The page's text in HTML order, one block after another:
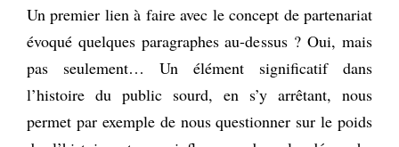
Un premier lien à faire avec le concept de partenariat
évoqué quelques paragraphes au-dessus ? Oui, mais
pas seulement… Un élément significatif dans
l’histoire du public sourd, en s’y arrêtant, nous
permet par exemple de nous questionner sur le poids